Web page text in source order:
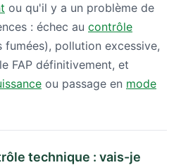
ou qu'il y a un problème de
: échec au contrôle
fumées), pollution excessive,
FAP définitivement, et
ou passage en mode
technique : vais-je